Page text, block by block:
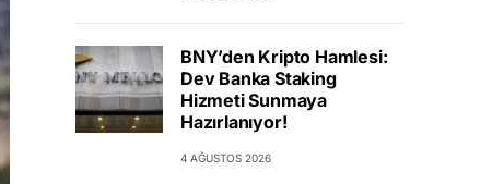
BNY’den Kripto Hamlesi:
Dev Banka Staking
Hizmeti Sunmaya
Hazırlanıyor!
4 AĞUSTOS 2026